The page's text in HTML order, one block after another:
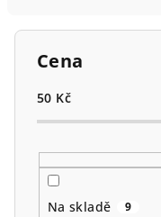
Cena
50 Kč
Na skladě 9